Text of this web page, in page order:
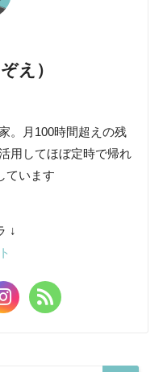
え）
。月100時間超えの残
用してほぼ定時で帰れ
ています
↓